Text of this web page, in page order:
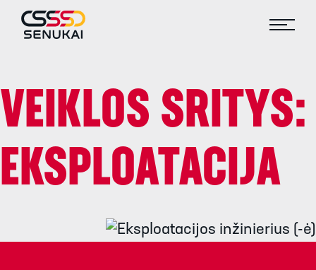
VEIKLOS SRITYS:
EKSPLOATACIJA